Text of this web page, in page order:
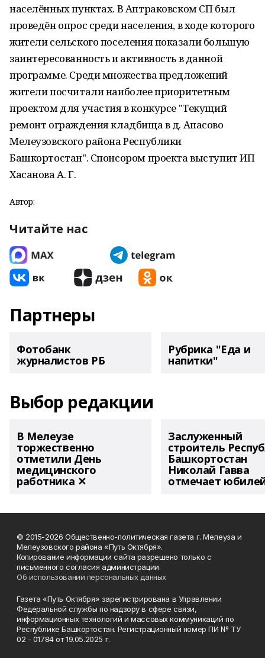
населённых пунктах. В Аптраковском СП был
проведён опрос среди населения, в ходе которого
жители сельского поселения показали большую
заинтересованность и активность в данной
программе. Среди множества предложений
жители посчитали наиболее приоритетным
проектом для участия в конкурсе "Текущий
ремонт ограждения кладбища в д. Апасово
Мелеузовского района Республики
Башкортостан". Спонсором проекта выступит ИП
Хасанова А. Г.
Автор:
Читайте нас
Партнеры
Фотобанк
журналистов РБ
Рубрика "Еда и
напитки"
Выбор редакции
В Мелеузе
торжественно
отметили День
медицинского
работника ✕
Заслуженный
строитель
Башкортостан
Николай Гавва
отмечает
© 2015-2026 Общественно-политическая газета г. Мелеуза и
Мелеузовского района «Путь Октября».
Копирование информации сайта разрешено только с
письменного согласия администрации.
Об использовании персональных данных
Газета «Путь Октября» зарегистрирована в Управлении
Федеральной службы по надзору в сфере связи,
информационных технологий и массовых коммуникаций по
Республике Башкортостан. Регистрационный номер ПИ № ТУ
02 - 01784 от 19.05.2025 г.